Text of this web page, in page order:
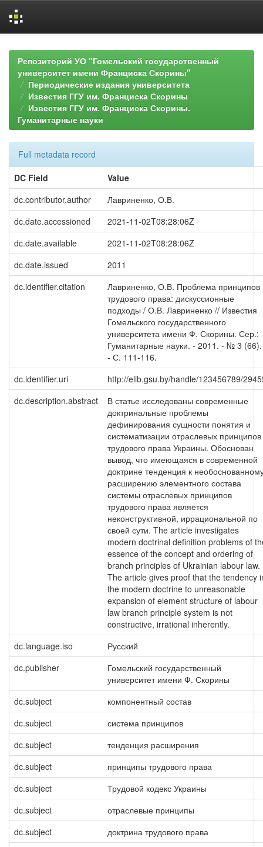
navigationРепозиторий УО "Гомельский государственный
университет имени Франциска Скорины"
Периодические издания университета
Известия ГГУ им. Франциска Скорины
Известия ГГУ им. Франциска Скорины.
Гуманитарные науки
Full metadata record
DC Field
Value
dc.contributor.author
Лавриненко, О.В.
dc.date.accessioned
2021-11-02T08:28:06Z
dc.date.available
2021-11-02T08:28:06Z
dc.date.issued
2011
dc.identifier.citation
Лавриненко, О.В. Проблема принципов
трудового права: дискуссионные
подходы / О.В. Лавриненко // Известия
Гомельского государственного
университета имени Ф. Скорины. Сер.:
Гуманитарные науки. - 2011. - № 3 (66).
- С. 111-116.
dc.identifier.uri
http://elib.gsu.by/handle/123456789/
dc.description.abstract
В статье исследованы современные
доктринальные проблемы
дефинирования сущности понятия и
систематизации отраслевых принципов
трудового права Украины. Обоснован
вывод, что имеющаяся в современной
доктрине тенденция к
расширению элементного состава
системы отраслевых принципов
трудового права является
неконструктивной, иррациональной по
своей сути. The article investigates
modern doctrinal definition problems of
essence of the concept and ordering of
branch principles of Ukrainian labour law.
The article gives proof that the tendency
the modern doctrine to unreasonable
expansion of element structure of labour
law branch principle system is not
constructive, irrational inherently.
dc.language.iso
Русский
dc.publisher
Гомельский государственный
университет имени Ф. Скорины
dc.subject
компонентный состав
dc.subject
система принципов
dc.subject
тенденция расширения
dc.subject
принципы трудового права
dc.subject
Трудовой кодекс Украины
dc.subject
отраслевые принципы
dc.subject
доктрина трудового права